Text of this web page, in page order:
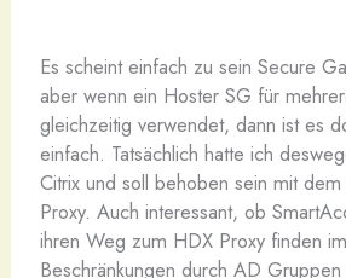
Es scheint einfach zu sein Secure
aber wenn ein Hoster SG für
gleichzeitig verwendet, dann ist es
einfach. Tatsächlich hatte ich
Citrix und soll behoben sein mit
Proxy. Auch interessant, ob
ihren Weg zum HDX Proxy finden
Beschränkungen durch AD